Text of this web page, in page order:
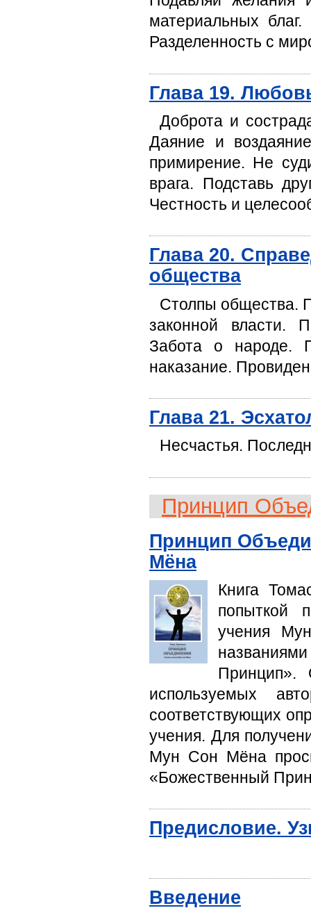
материальных
Разделенность с
Глава 19.
Доброта и
Даяние и
примирение. Не
врага. Подставь
Честность и
Глава 20.
общества
Столпы общества.
законной власти.
Забота о народе.
наказание.
Глава 21.
Несчастья.
Принцип
Принцип
Мёна
Книга
попыткой
учения
Принцип».
используемых
соответствующих
учения. Для
Мун Сон Мёна
«Божественный
Предисловие.
Введение